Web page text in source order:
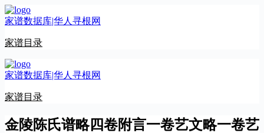
跳
至
容
家谱数据库|华人寻根网
家谱目录
家谱数据库|华人寻根网
家谱目录
金陵陈氏谱略四卷附言一卷艺文略一卷艺